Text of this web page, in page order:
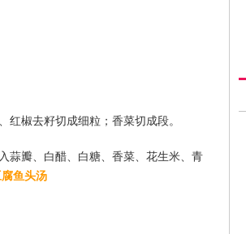
红椒去籽切成细粒；香菜切成段。
蒜瓣、白醋、白糖、香菜、花生米、青
鱼头汤